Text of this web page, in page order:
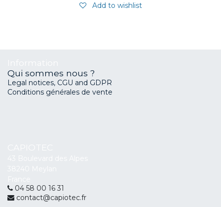
Add to wishlist
Qui sommes nous ?
Legal notices, CGU and GDPR
Conditions générales de vente
04 58 00 16 31
contact@capiotec.fr